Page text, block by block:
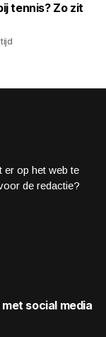
tennis? Zo zit
er op het web te
de redactie?
social media